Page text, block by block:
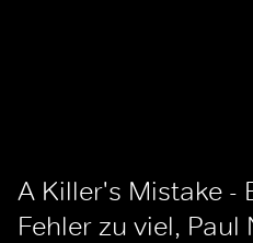
A Killer's Mistake -
Fehler zu viel, Paul